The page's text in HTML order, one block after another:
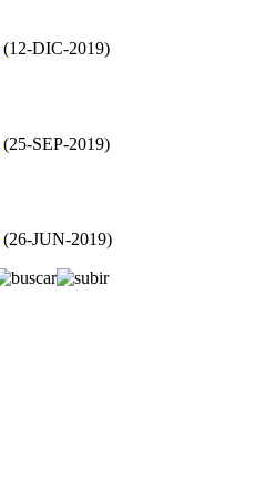
(12-DIC-2019)
(25-SEP-2019)
(26-JUN-2019)